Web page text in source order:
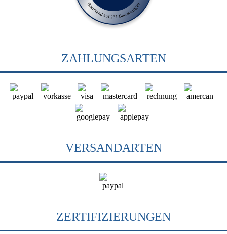
Basierend auf 231 Bewertungen
ZAHLUNGSARTEN
VERSANDARTEN
ZERTIFIZIERUNGEN